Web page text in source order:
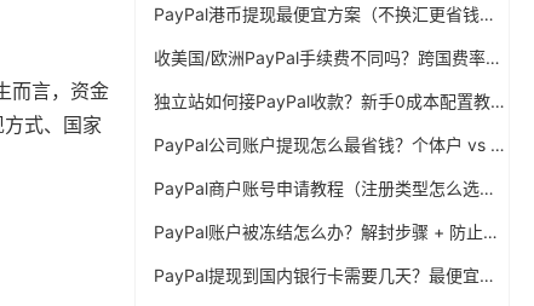
而言，资金
式、国家
PayPal港币提现最便宜方案（不换汇更省钱）
收美国/欧洲PayPal手续费不同吗？跨国费率表曝光
独立站如何接PayPal收款？新手0成本配置教程
PayPal公司账户提现怎么最省钱？个体户 vs 公司对比
PayPal商户账号申请教程（注册类型怎么选？避坑指南）
PayPal账户被冻结怎么办？解封步骤 + 防止再次限制指南
PayPal提现到国内银行卡需要几天？最便宜的方法公布